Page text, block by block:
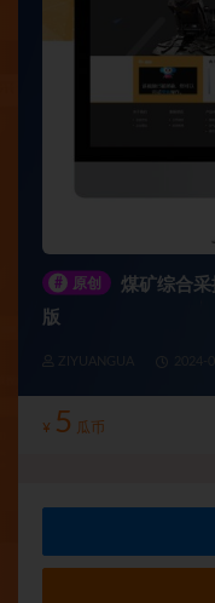
# 原创
煤矿综合采
版
ZIYUANGUA
¥ 5 瓜币